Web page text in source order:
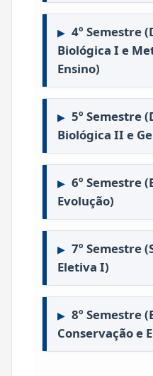
4º Semestre
Biológica I e
Ensino)
5º Semestre
Biológica II e
6º Semestre
Evolução)
7º Semestre
Eletiva I)
8º Semestre
Conservação e